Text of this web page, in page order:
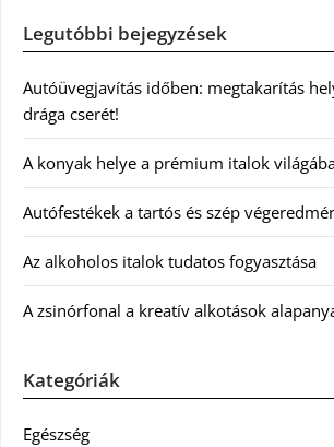
Legutóbbi bejegyzések
Autóüvegjavítás időben: megtakarítás
drága cserét!
A konyak helye a prémium italok
Autófestékek a tartós és szép
Az alkoholos italok tudatos fogyasztása
A zsinórfonal a kreatív alkotások
Kategóriák
Egészség